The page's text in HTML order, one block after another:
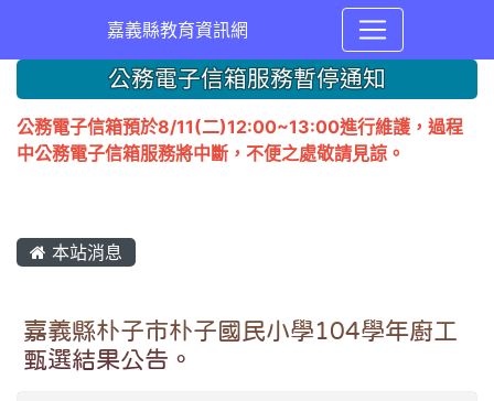
嘉義縣教育資訊網
公務電子信箱服務暫停通知
公務電子信箱預於8/11(二)12:00~13:00進行維護，過程
中公務電子信箱服務將中斷，不便之處敬請見諒。
本站消息
嘉義縣朴子市朴子國民小學104學年廚工
甄選結果公告。